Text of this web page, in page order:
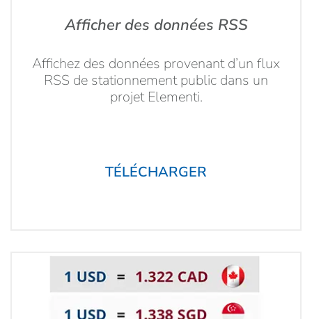
Afficher des données RSS
Affichez des données provenant d’un flux
RSS de stationnement public dans un
projet Elementi.
TÉLÉCHARGER